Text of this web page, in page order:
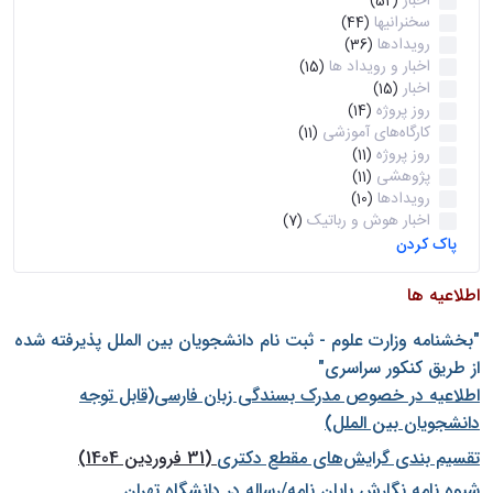
سخنرانیها (44)
رویدادها (36)
اخبار و رویداد ها (15)
اخبار (15)
روز پروژه (14)
کارگاه‌های آموزشی (11)
روز پروژه (11)
پژوهشی (11)
رویدادها (10)
اخبار هوش و رباتیک (7)
پاک کردن
اطلاعیه ها
"بخشنامه وزارت علوم - ثبت نام دانشجويان بين الملل پذيرفته شده
از طريق كنكور سراسری"
اطلاعیه در خصوص مدرک بسندگی زبان فارسی(قابل توجه
دانشجویان بین الملل)
تقسیم بندی گرایش‌های مقطع دکتری(31 فروردین 1404)